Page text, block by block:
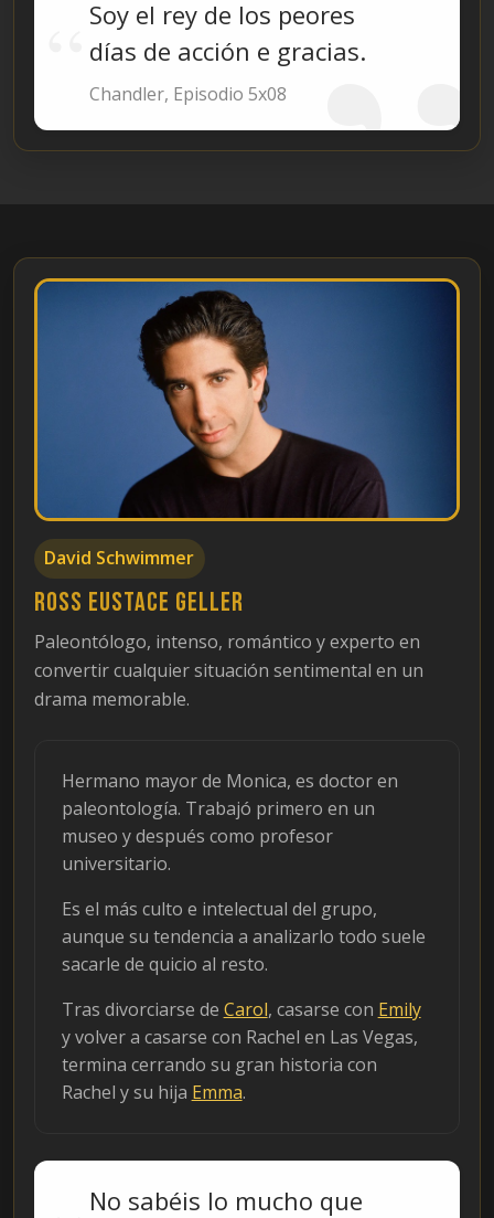
Soy el rey de los peores
días de acción e gracias.
Chandler, Episodio 5x08
David Schwimmer
Ross Eustace Geller
Paleontólogo, intenso, romántico y experto en
convertir cualquier situación sentimental en un
drama memorable.
Hermano mayor de Monica, es doctor en
paleontología. Trabajó primero en un
museo y después como profesor
universitario.
Es el más culto e intelectual del grupo,
aunque su tendencia a analizarlo todo suele
sacarle de quicio al resto.
Tras divorciarse de Carol, casarse con Emily
y volver a casarse con Rachel en Las Vegas,
termina cerrando su gran historia con
Rachel y su hija Emma.
No sabéis lo mucho que